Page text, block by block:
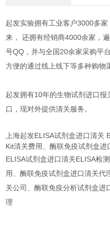
起发实验拥有工业客户3000多
来， 还拥有经销商4000余家，
号QQ，并与全国20余家采购平
方便的通过线上线下等多种购物
起发拥有10年的生物试剂进口
口，现对外提供清关服务。
上海起发ELISA试剂盒进口清关
Kit清关费用、酶联免疫试剂盒进
ELISA试剂盒进口清关ELISA检
用、酶联免疫试剂盒进口清关
关公司、酶联免疫分析试剂盒进
理